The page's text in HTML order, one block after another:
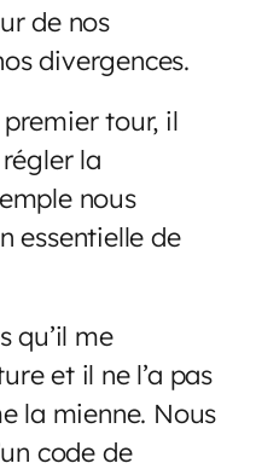
de nos
divergences.
tour, il
la
nous
essentielle de
qu’il me
et il ne l’a pas
la mienne. Nous
code de